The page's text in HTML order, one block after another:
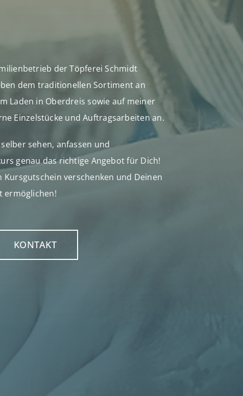
der Töpferei Schmidt
dem traditionellen Sortiment an
Laden in Oberdreis sowie auf meiner
Einzelstücke und Auftragsarbeiten an.
sehen, anfassen und
genau das richtige Angebot für Dich!
verschenken und Deinen
ermöglichen!
KONTAKT